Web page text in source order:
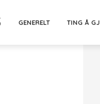
GENERELT TING Å